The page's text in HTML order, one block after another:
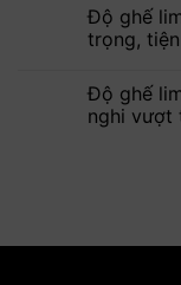
Độ ghế
trọng,
Độ ghế
nghi vượt